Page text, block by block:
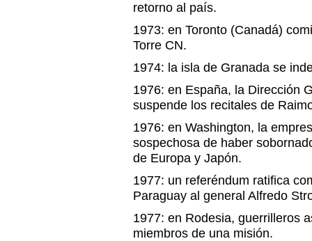
retorno al país.
1973: en Toronto (Canadá)
Torre CN.
1974: la isla de Granada se
1976: en España, la Dirección
suspende los recitales de
1976: en Washington, la
sospechosa de haber
de Europa y Japón.
1977: un referéndum ratifica
Paraguay al general Alfredo
1977: en Rodesia, guerrilleros
miembros de una misión.